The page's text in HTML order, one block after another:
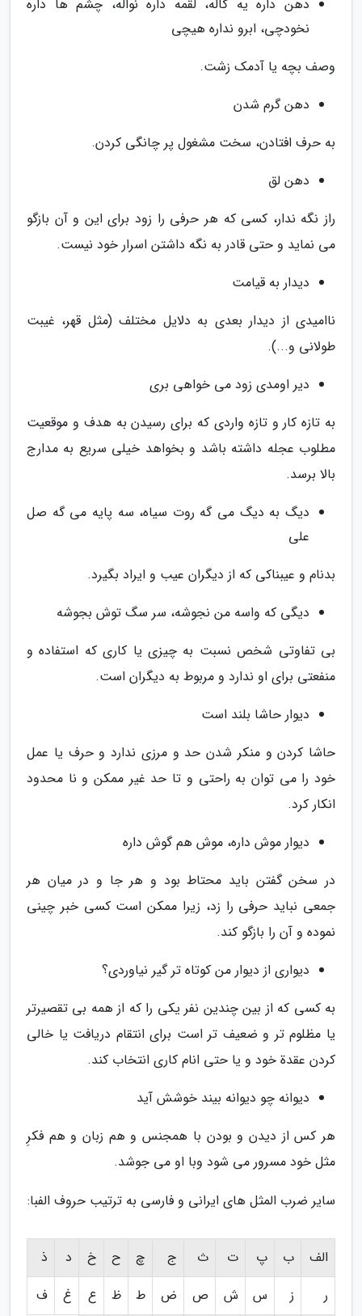
دهن داره یه گاله، لقمه داره نواله، چشم ها داره
نخودچی، ابرو نداره هیچی
وصف بچه یا آدمک زشت.
دهن گرم شدن
به حرف افتادن، سخت مشغول پر چانگی کردن.
دهن لق
راز نگه ندار، کسی که هر حرفی را زود برای این و آن بازگو
می نماید و حتی قادر به نگه داشتن اسرار خود نیست.
دیدار به قیامت
ناامیدی از دیدار بعدی به دلایل مختلف (مثل قهر، غیبت
طولانی و...).
دیر اومدی زود می خواهی بری
به تازه کار و تازه واردی که برای رسیدن به هدف و موقعیت
مطلوب عجله داشته باشد و بخواهد خیلی سریع به مدارج
بالا برسد.
دیگ به دیگ می گه روت سیاه، سه پایه می گه صل
علی
بدنام و عیبناکی که از دیگران عیب و ایراد بگیرد.
دیگی که واسه من نجوشه، سر سگ توش بجوشه
بی تفاوتی شخص نسبت به چیزی یا کاری که استفاده و
منفعتی برای او ندارد و مربوط به دیگران است.
دیوار حاشا بلند است
حاشا کردن و منکر شدن حد و مرزی ندارد و حرف یا عمل
خود را می توان به راحتی و تا حد غیر ممکن و نا محدود
انکار کرد.
دیوار موش داره، موش هم گوش داره
در سخن گفتن باید محتاط بود و هر جا و در میان هر
جمعی نباید حرفی را زد، زیرا ممکن است کسی خبر چینی
نموده و آن را بازگو کند.
دیواری از دیوار من کوتاه تر گیر نیاوردی؟
به کسی که از بین چندین نفر یکی را که از همه بی تقصیرتر
یا مظلوم تر و ضعیف تر است برای انتقام دریافت یا خالی
کردن عقدة خود و یا حتی انام کاری انتخاب کند.
دیوانه چو دیوانه بیند خوشش آید
هر کس از دیدن و بودن با همجنس و هم زبان و هم فکرِ
مثل خود مسرور می شود وبا او می جوشد.
سایر ضرب المثل های ایرانی و فارسی به ترتیب حروف الفبا:
الف ب پ ت ث ج چ ح خ د
ذ
ر
ز س ش ص ض ط ظ ع غ
ف